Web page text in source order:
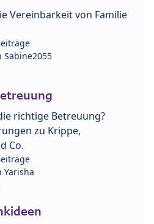
Vereinbarkeit von Familie
Sabine2055
richtige Betreuung?
zu Krippe,
Co.
Yarisha